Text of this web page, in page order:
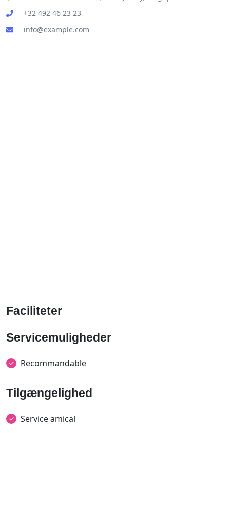
+32 492 46 23 23
info@example.com
Faciliteter
Servicemuligheder
Recommandable
Tilgængelighed
Service amical